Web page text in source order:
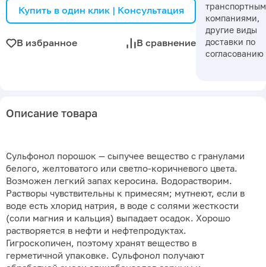
Купить в один клик | Консультация
В избранное В сравнение
компаниями,
другие виды
доставки по
согласованию
Описание товара
Сульфонол порошок — сыпучее вещество с гранулами
белого, желтоватого или светло-коричневого цвета.
Возможен легкий запах керосина. Водорастворим.
Растворы чувствительны к примесям; мутнеют, если в
воде есть хлорид натрия, в воде с солями жесткости
(соли магния и кальция) выпадает осадок. Хорошо
растворяется в нефти и нефтепродуктах.
Гигроскопичен, поэтому хранят вещество в
герметичной упаковке. Сульфонол получают